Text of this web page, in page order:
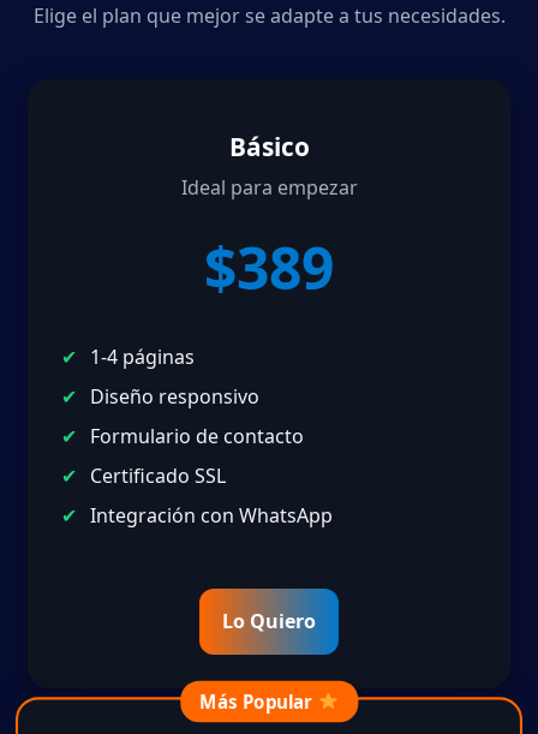
Elige el plan que mejor se adapte a tus necesidades.
Básico
Ideal para empezar
$389
1-4 páginas
Diseño responsivo
Formulario de contacto
Certificado SSL
Integración con WhatsApp
Lo Quiero
Más Popular